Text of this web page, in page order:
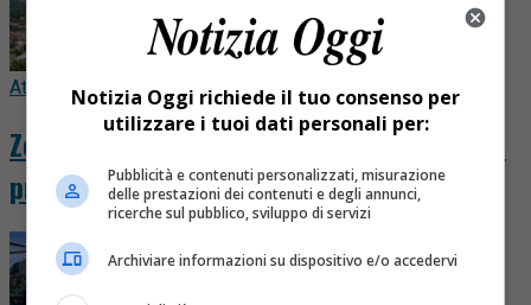
Attualità18 ore fa
Zegna, nuovo accordo per 460 dipendenti:
premi fino a 3.515 euro
Notizia Oggi richiede il tuo consenso per
utilizzare i tuoi dati personali per:
Pubblicità e contenuti personalizzati, misurazione
delle prestazioni dei contenuti e degli annunci,
ricerche sul pubblico, sviluppo di servizi
Archiviare informazioni su dispositivo e/o accedervi